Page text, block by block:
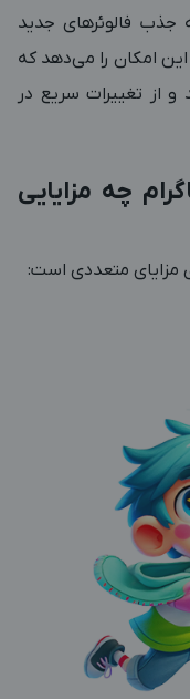
جذب فالوئرهای جدید
امکان را می‌دهد که
از تغییرات سریع در
چه مزایایی
مزایای متعددی است: